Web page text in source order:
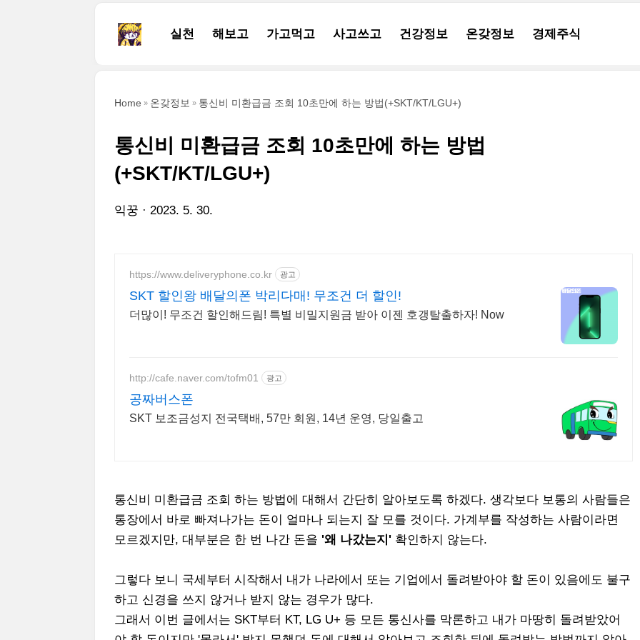
실천 해보고 가고먹고 사고쓰고 건강정보 온갖정보 경제주식
Home 온갖정보 통신비 미환급금 조회 10초만에 하는 방법(+SKT/KT/LGU+)
통신비 미환급금 조회 10초만에 하는 방법
(+SKT/KT/LGU+)
익꿍 2023. 5. 30.
https://www.deliveryphone.co.kr 광고
SKT 할인왕 배달의폰 박리다매! 무조건 더 할인!
더많이! 무조건 할인해드림! 특별 비밀지원금 받아 이젠 호갱탈출하자! Now
http://cafe.naver.com/tofm01 광고
공짜버스폰
SKT 보조금성지 전국택배, 57만 회원, 14년 운영, 당일출고
통신비 미환급금 조회 하는 방법에 대해서 간단히 알아보도록 하겠다. 생각보다 보통의 사람들은
통장에서 바로 빠져나가는 돈이 얼마나 되는지 잘 모를 것이다. 가계부를 작성하는 사람이라면
모르겠지만, 대부분은 한 번 나간 돈을 '왜 나갔는지' 확인하지 않는다.
그렇다 보니 국세부터 시작해서 내가 나라에서 또는 기업에서 돌려받아야 할 돈이 있음에도 불구
하고 신경을 쓰지 않거나 받지 않는 경우가 많다.
그래서 이번 글에서는 SKT부터 KT, LG U+ 등 모든 통신사를 막론하고 내가 마땅히 돌려받았어